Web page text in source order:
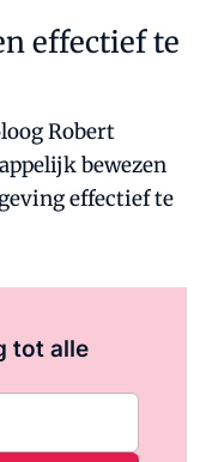
effectief te
Robert
bewezen
effectief te
tot alle